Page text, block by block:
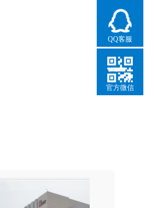
QQ客服
官方微信